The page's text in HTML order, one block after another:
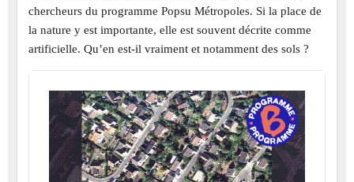
chercheurs du programme Popsu Métropoles. Si la place de
la nature y est importante, elle est souvent décrite comme
artificielle. Qu’en est-il vraiment et notamment des sols ?